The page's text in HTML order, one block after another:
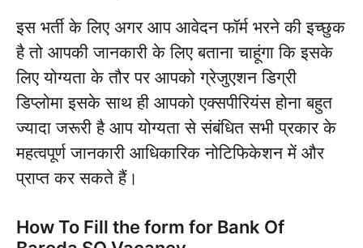
इस भर्ती के लिए अगर आप आवेदन फॉर्म भरने की इच्छुक
है तो आपकी जानकारी के लिए बताना चाहूंगा कि इसके
लिए योग्यता के तौर पर आपको ग्रेजुएशन डिग्री
डिप्लोमा इसके साथ ही आपको एक्सपीरियंस होना बहुत
ज्यादा जरूरी है आप योग्यता से संबंधित सभी प्रकार के
महत्वपूर्ण जानकारी आधिकारिक नोटिफिकेशन में और
प्राप्त कर सकते हैं।
How To Fill the form for Bank Of